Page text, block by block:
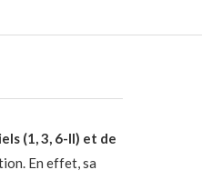
(1, 3, 6-II) et de
En effet, sa